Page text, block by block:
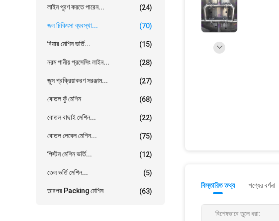
লাইন পূরণ করতে পারেন... (24)
জল চিকিৎসা ব্যবস্থা... (70)
বিয়ার মেশিন ভর্তি... (15)
নরম পানীয় প্রসেসিং লাইন... (28)
জুস প্রক্রিয়াকরণ সরঞ্জাম... (27)
বোতল ফুঁ মেশিন (68)
বোতল বাছাই মেশিন... (22)
বোতল লেবেল মেশিন... (75)
পিস্টন মেশিন ভর্তি... (12)
তেল ভর্তি মেশিন... (5)
তারপর Packing মেশিন (63)
বিস্তারিত তথ্য পণ্যের বর্ণনা
বিশেষভাবে তুলে ধরা: